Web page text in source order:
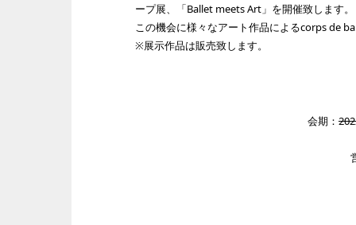
ープ展、「Ballet meets Art」を開催致します。
この機会に様々なアート作品によるcorps de
※展示作品は販売致します。
会期：